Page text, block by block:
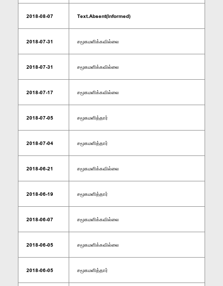
2018-08-07 Text.Absent(Informed)
2018-07-31 சமூகமளிக்கவில்லை
2018-07-31 சமூகமளிக்கவில்லை
2018-07-17 சமூகமளிக்கவில்லை
2018-07-05 சமூகமளித்தார்
2018-07-04 சமூகமளித்தார்
2018-06-21 சமூகமளிக்கவில்லை
2018-06-19 சமூகமளித்தார்
2018-06-07 சமூகமளிக்கவில்லை
2018-06-05 சமூகமளிக்கவில்லை
2018-06-05 சமூகமளித்தார்